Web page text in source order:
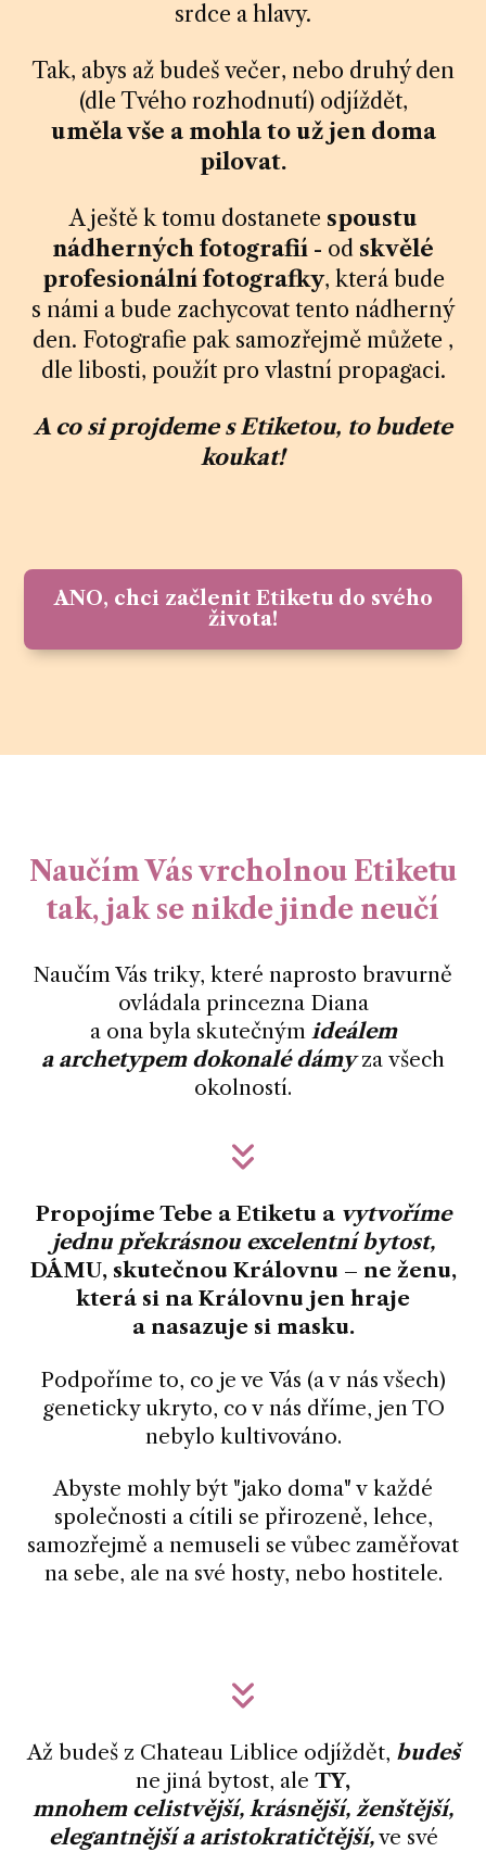
srdce a hlavy.
Tak, abys až budeš večer, nebo druhý den
(dle Tvého rozhodnutí) odjíždět,
uměla vše a mohla to už jen doma
pilovat.
A ještě k tomu dostanete spoustu
nádherných fotografií - od skvělé
profesionální fotografky, která bude
s námi a bude zachycovat tento nádherný
den. Fotografie pak samozřejmě můžete ,
dle libosti, použít pro vlastní propagaci.
A co si projdeme s Etiketou, to budete
koukat!
ANO, chci začlenit Etiketu do svého
života!
Naučím Vás vrcholnou Etiketu
tak, jak se nikde jinde neučí
Naučím Vás triky, které naprosto bravurně
ovládala princezna Diana
a ona byla skutečným ideálem
a archetypem dokonalé dámyza všech
okolností.
Propojíme Tebe a Etiketu a vytvoříme
jednu překrásnou excelentní bytost,
DÁMU, skutečnou Královnu – ne ženu,
která si na Královnu jen hraje
a nasazuje si masku.
Podpoříme to, co je ve Vás (a v nás všech)
geneticky ukryto, co v nás dříme, jen TO
nebylo kultivováno.
Abyste mohly být "jako doma" v každé
společnosti a cítili se přirozeně, lehce,
samozřejmě a nemuseli se vůbec zaměřovat
na sebe, ale na své hosty, nebo hostitele.
Až budeš z Chateau Liblice odjíždět, budeš
ne jiná bytost, ale TY,
mnohem celistvější, krásnější, ženštější,
elegantnější a aristokratičtější,ve své